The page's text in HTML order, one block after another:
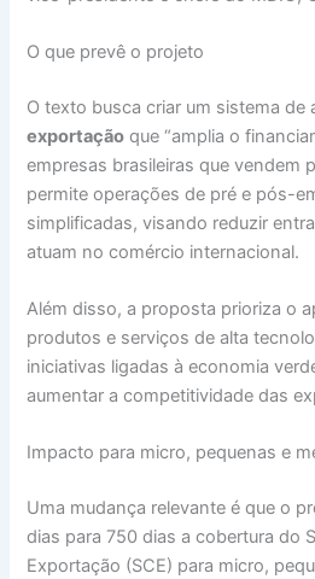
O que prevê o projeto
O texto busca criar um sistema
exportação que “amplia o
empresas brasileiras que vendem
permite operações de pré e pós-
simplificadas, visando reduzir
atuam no comércio internacional.
Além disso, a proposta prioriza o
produtos e serviços de alta
iniciativas ligadas à economia
aumentar a competitividade das
Impacto para micro, pequenas e
Uma mudança relevante é que o
dias para 750 dias a cobertura do
Exportação (SCE) para micro,